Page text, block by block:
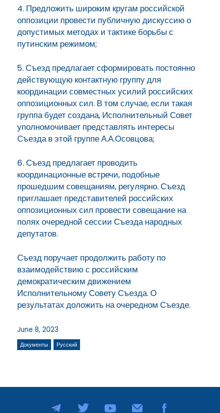
4. Предложить широким кругам российской
оппозиции провести публичную дискуссию о
допустимых методах и тактике борьбы с
путинским режимом;
5. Съезд предлагает сформировать постоянно
действующую контактную группу для
координации совместных усилий российских
оппозиционных сил. В том случае, если такая
группа будет создана, Исполнительный Совет
уполномочивает представлять интересы
Съезда в этой группе А.А.Осовцова;
6. Съезд предлагает проводить
координационные встречи, подобные
прошедшим совещаниям, регулярно. Съезд
приглашает представителей российских
оппозиционных сил провести совещание на
полях очередной сессии Съезда народных
депутатов.
Съезд поручает продолжить работу по
взаимодействию с российским
демократическим движением
Исполнительному Совету Съезда. О
результатах доложить на очередном Съезде.
June 8, 2023
Документы Русский